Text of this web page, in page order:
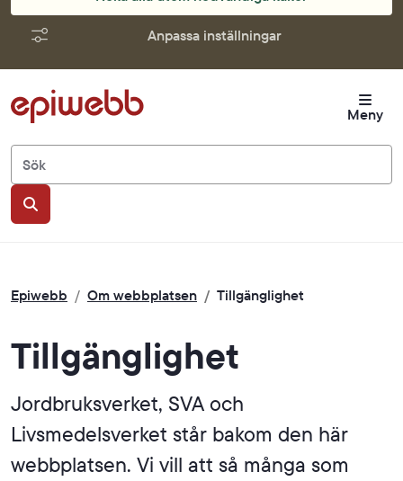
Anpassa inställningar
Meny
Sök
Epiwebb / Om webbplatsen / Tillgänglighet
Tillgänglighet
Jordbruksverket, SVA och
Livsmedelsverket står bakom den här
webbplatsen. Vi vill att så många som